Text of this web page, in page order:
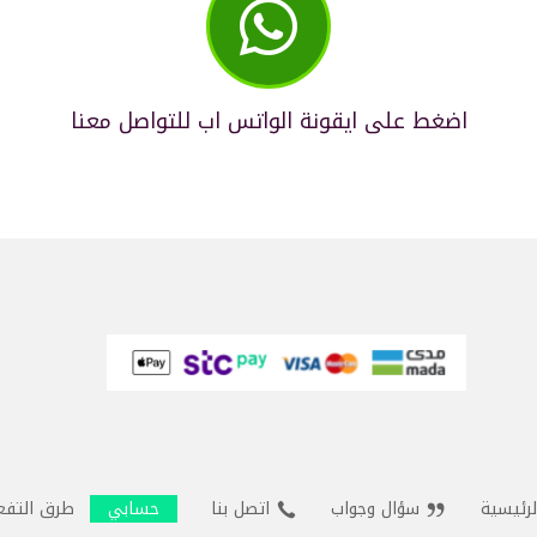

اضغط على ايقونة الواتس اب للتواصل معنا
سؤال وجواب اتصل بنا حسابي طرق